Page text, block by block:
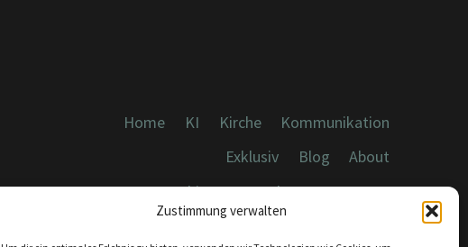
Zustimmung verwalten
Home KI Kirche
Kommunikation
Exklusiv
Blog
About
Cookies, Datenschutz, Impressum